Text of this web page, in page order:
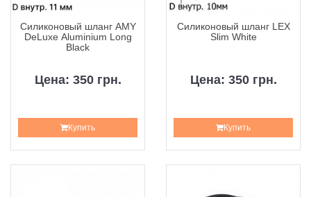
Силиконовый шланг AMY
DeLuxe Aluminium Long
Black
Цена: 350 грн.
Купить
Силиконовый шланг LEX
Slim White
Цена: 350 грн.
Купить